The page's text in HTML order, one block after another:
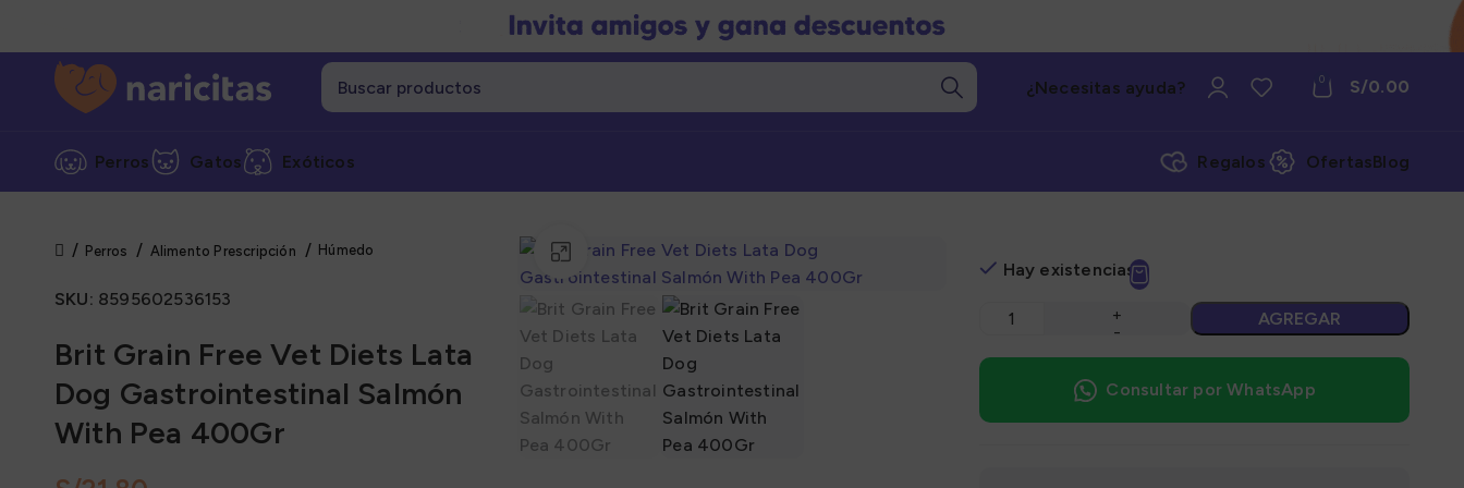
¿Necesitas ayuda? 0 S/0.00
Perros
Categorías
Alimento Seco
Alimento Húmedo
Alimento Barf
Marcas
Gatos
Categorías
Alimento Seco
Alimento Húmedo
Alimento Barf
Granel
Snacks
Marcas
Exóticos Regalos OfertasBlog
Perros Alimento Prescripción Húmedo
SKU: 8595602536153
Brit Grain Free Vet Diets Lata
Dog Gastrointestinal Salmón
With Pea 400Gr
Click to enlarge
Hay existencias
AGREGAR
Consultar por WhatsApp